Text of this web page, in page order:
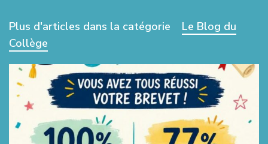
Plus d'articles dans la catégorie
Le Blog du
Collège